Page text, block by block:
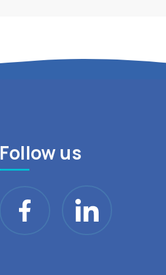
Follow us